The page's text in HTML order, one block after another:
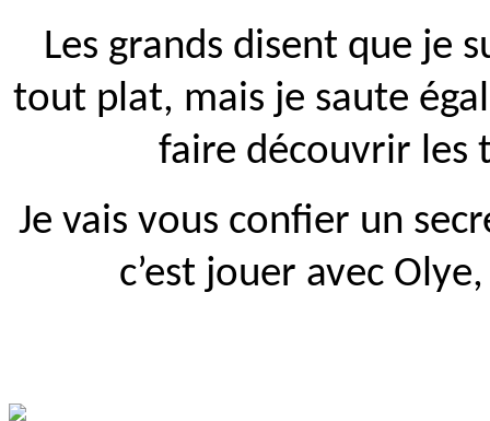
Les grands disent que je
tout plat, mais je saute
faire découvrir les
Je vais vous confier un
c’est jouer avec